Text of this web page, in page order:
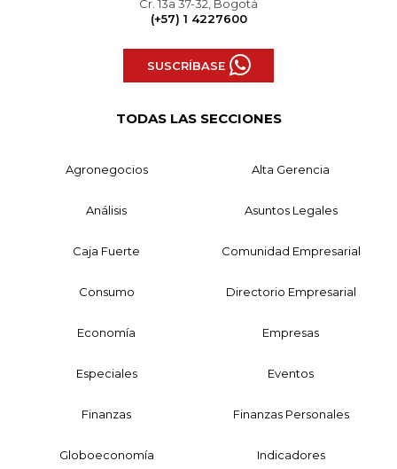
Cr. 13a 37-32, Bogotá
(+57) 1 4227600
SUSCRÍBASE
TODAS LAS SECCIONES
Agronegocios Alta Gerencia
Análisis Asuntos Legales
Caja Fuerte Comunidad Empresarial
Consumo Directorio Empresarial
Economía Empresas
Especiales Eventos
Finanzas Finanzas Personales
Globoeconomía Indicadores